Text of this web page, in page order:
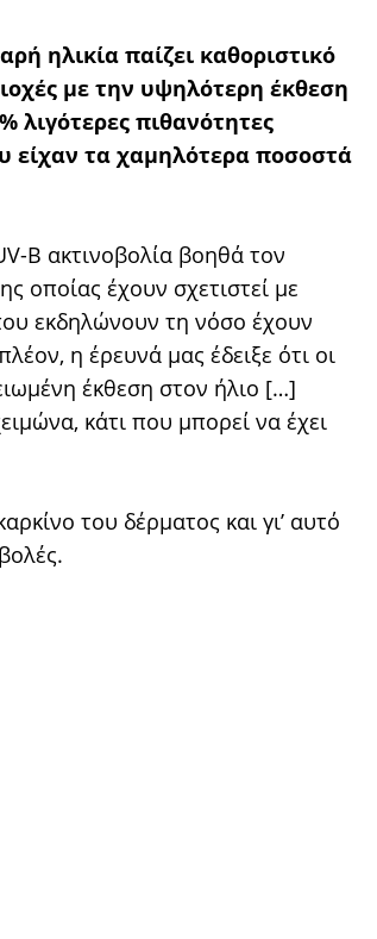
ηλικία παίζει καθοριστικό
με την υψηλότερη έκθεση
λιγότερες πιθανότητες
είχαν τα χαμηλότερα ποσοστά
B ακτινοβολία βοηθά τον
οποίας έχουν σχετιστεί με
εκδηλώνουν τη νόσο έχουν
η έρευνά μας έδειξε ότι οι
έκθεση στον ήλιο […]
κάτι που μπορεί να έχει
του δέρματος και γι’ αυτό